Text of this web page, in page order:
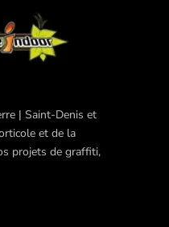
| Saint-Denis et
et de la
projets de graffiti,